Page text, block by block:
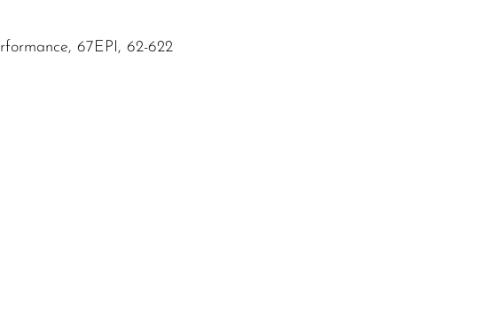
67EPI, 62-622